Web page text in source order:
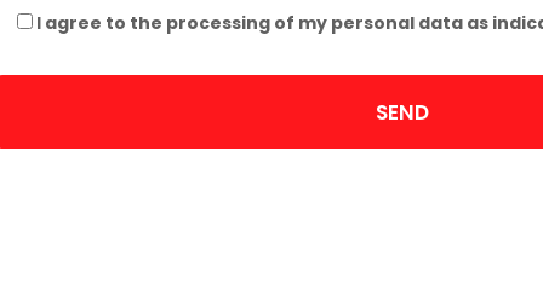
I agree to the processing of my personal data as